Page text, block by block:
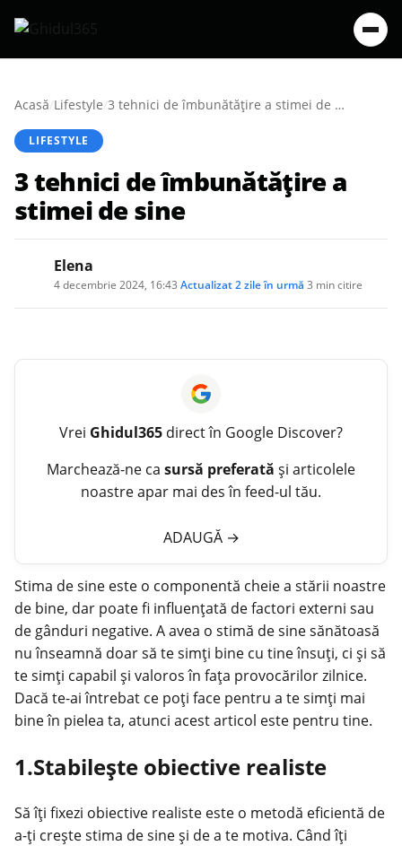
Acasă/Lifestyle/ 3 tehnici de îmbunătățire a stimei de sine
LIFESTYLE
3 tehnici de îmbunătățire a
stimei de sine
Elena
4 decembrie 2024, 16:43 Actualizat2 zile în urmă 3 min citire
Vrei Ghidul365 direct în Google Discover?
Marchează-ne ca sursă preferată și articolele
noastre apar mai des în feed-ul tău.
ADAUGĂ →
Stima de sine este o componentă cheie a stării noastre
de bine, dar poate fi influențată de factori externi sau
de gânduri negative. A avea o stimă de sine sănătoasă
nu înseamnă doar să te simți bine cu tine însuți, ci și să
te simți capabil și valoros în fața provocărilor zilnice.
Dacă te-ai întrebat ce poți face pentru a te simți mai
bine în pielea ta, atunci acest articol este pentru tine.
1.Stabilește obiective realiste
Să îți fixezi obiective realiste este o metodă eficientă de
a-ți crește stima de sine și de a te motiva. Când îți